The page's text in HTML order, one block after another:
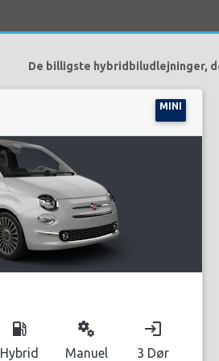
De billigste hybridbiludlejninger,
MINI
local_gas_station
Hybrid
miscellaneous_services
Manuel
login
3 Dør